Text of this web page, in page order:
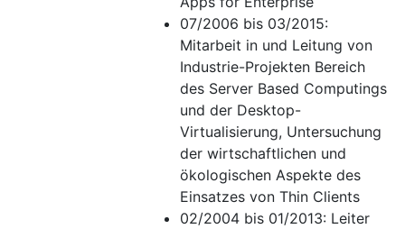
07/2006 bis 03/2015:
Mitarbeit in und Leitung von
Industrie-Projekten Bereich
des Server Based Computings
und der Desktop-
Virtualisierung, Untersuchung
der wirtschaftlichen und
ökologischen Aspekte des
Einsatzes von Thin Clients
02/2004 bis 01/2013: Leiter